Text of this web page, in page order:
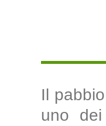
Il
uno